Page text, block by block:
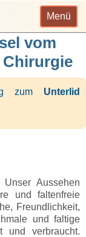
Menü
vom
zum Unterlid
Aussehen
und faltenfreie
Freundlichkeit,
und faltige
und verbraucht.